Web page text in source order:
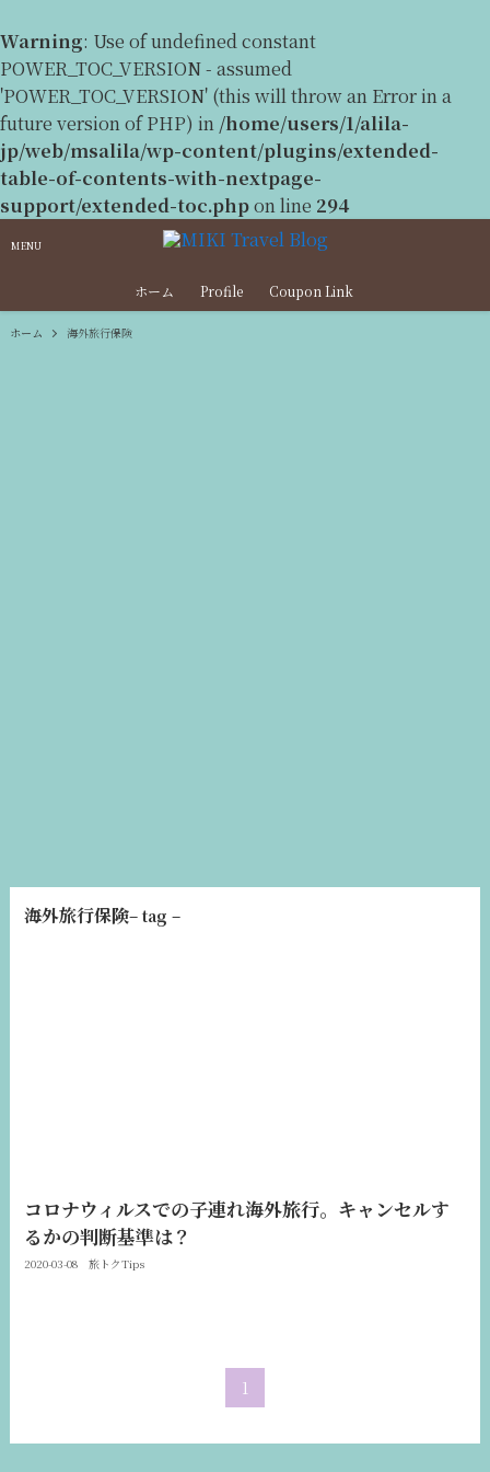
Warning: Use of undefined constant
POWER_TOC_VERSION - assumed
'POWER_TOC_VERSION' (this will throw an Error in a
future version of PHP) in /home/users/1/alila-
jp/web/msalila/wp-content/plugins/extended-
table-of-contents-with-nextpage-
support/extended-toc.phpon line 294
MENU
ホーム Profile Coupon Link
ホーム 海外旅行保険
海外旅行保険– tag –
コロナウィルスでの子連れ海外旅行。キャンセルす
るかの判断基準は？
2020-03-08 旅トクTips
1